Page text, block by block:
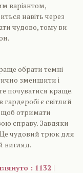
варіантом,
навіть через
чудово, тому ви
обрати темні
зменшити і
почуватися краще.
є світлий
отримати
справу. Завдяки
чудовий трюк для
вигляд.
: 1132 |